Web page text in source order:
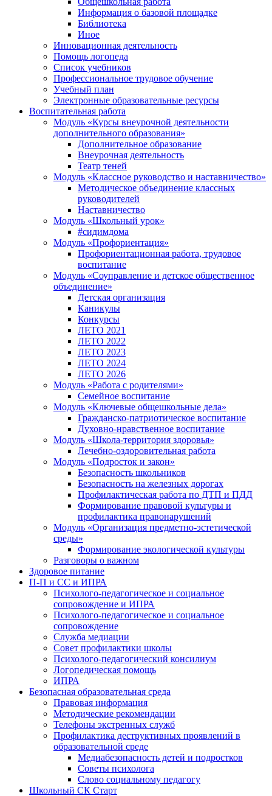
Информация о базовой площадке
Библиотека
Иное
Инновационная деятельность
Помощь логопеда
Список учебников
Профессиональное трудовое обучение
Учебный план
Электронные образовательные ресурсы
Воспитательная работа
Модуль «Курсы внеурочной деятельности
дополнительного образования»
Дополнительное образование
Внеурочная деятельность
Театр теней
Модуль «Классное руководство и наставничество»
Методическое объединение классных
руководителей
Наставничество
Модуль «Школьный урок»
#сидимдома
Модуль «Профориентация»
Профориентационная работа, трудовое
воспитание
Модуль «Соуправление и детское общественное
объединение»
Детская организация
Каникулы
Конкурсы
ЛЕТО 2021
ЛЕТО 2022
ЛЕТО 2023
ЛЕТО 2024
ЛЕТО 2026
Модуль «Работа с родителями»
Семейное воспитание
Модуль «Ключевые общешкольные дела»
Гражданско-патриотическое воспитание
Духовно-нравственное воспитание
Модуль «Школа-территория здоровья»
Лечебно-оздоровительная работа
Модуль «Подросток и закон»
Безопасность школьников
Безопасность на железных дорогах
Профилактическая работа по ДТП и ПДД
Формирование правовой культуры и
профилактика правонарушений
Модуль «Организация предметно-эстетической
среды»
Формирование экологической культуры
Разговоры о важном
Здоровое питание
П-П и СС и ИПРА
Психолого-педагогическое и социальное
сопровождение и ИПРА
Психолого-педагогическое и социальное
сопровождение
Служба медиации
Совет профилактики школы
Психолого-педагогический консилиум
Логопедическая помощь
ИПРА
Безопасная образовательная среда
Правовая информация
Методические рекомендации
Телефоны экстренных служб
Профилактика деструктивных проявлений в
образовательной среде
Медиабезопасность детей и подростков
Советы психолога
Слово социальному педагогу
Школьный СК Старт